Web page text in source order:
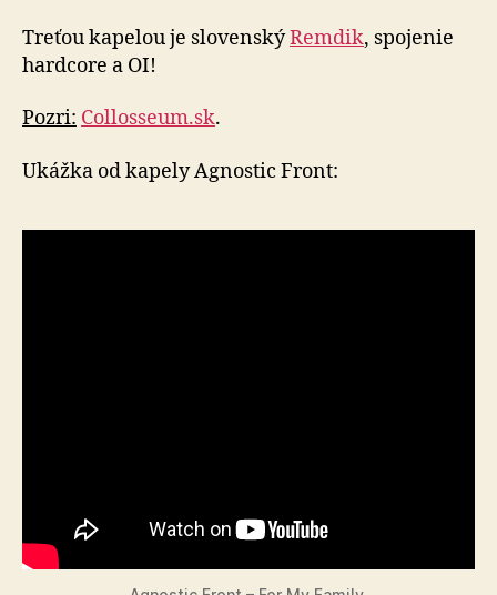
Treťou kapelou je slovenskýRemdik, spojenie
hard­core a OI!
Pozri: Collosseum.sk.
Ukážka od kapely Agnostic Front: